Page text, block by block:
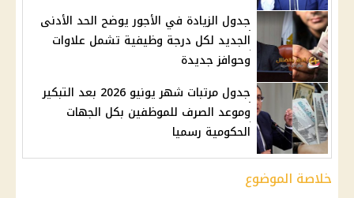
جدول الزيادة في الأجور يوضح الحد الأدنى
الجديد لكل درجة وظيفية تشمل علاوات
وحوافز جديدة
جدول مرتبات شهر يونيو 2026 بعد التبكير
وموعد الصرف للموظفين بكل الجهات
الحكومية رسميا
خلاصة الموضوع